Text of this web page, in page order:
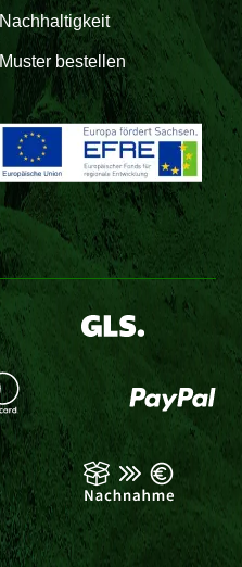
Nachhaltigkeit
Muster bestellen